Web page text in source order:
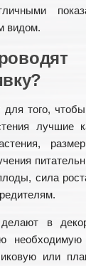
видом.
для того,
лучшие
сила
в
или